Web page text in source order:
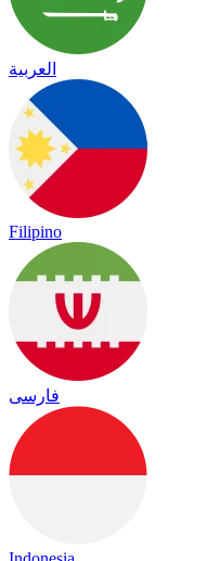
العربية
Filipino
فارسی